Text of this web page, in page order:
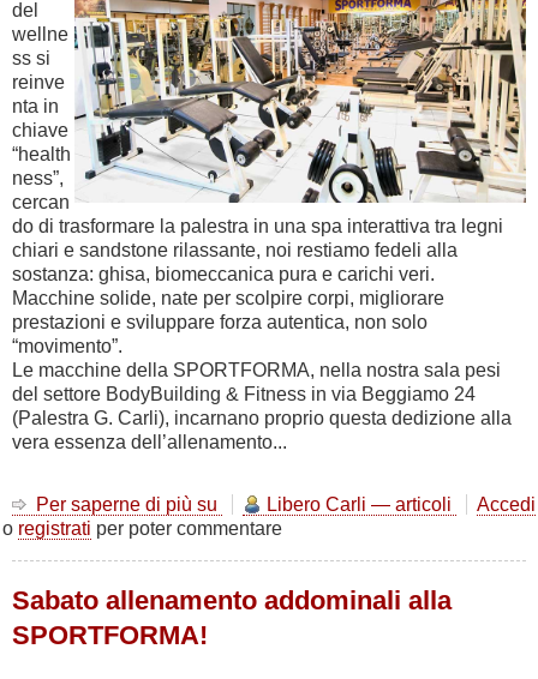
del
wellne
ss si
reinve
nta in
chiave
“health
ness”,
cercan
do di trasformare la palestra in una spa interattiva tra legni
chiari e sandstone rilassante, noi restiamo fedeli alla
sostanza: ghisa, biomeccanica pura e carichi veri.
Macchine solide, nate per scolpire corpi, migliorare
prestazioni e sviluppare forza autentica, non solo
“movimento”.
Le macchine della SPORTFORMA, nella nostra sala pesi
del settore BodyBuilding & Fitness in via Beggiamo 24
(Palestra G. Carli), incarnano proprio questa dedizione alla
vera essenza dell’allenamento...
Per saperne di più su
Non
chiamatelo
Libero Carli — articoli
Accedi
o registrati per poter commentare
Sabato allenamento addominali alla
SPORTFORMA!